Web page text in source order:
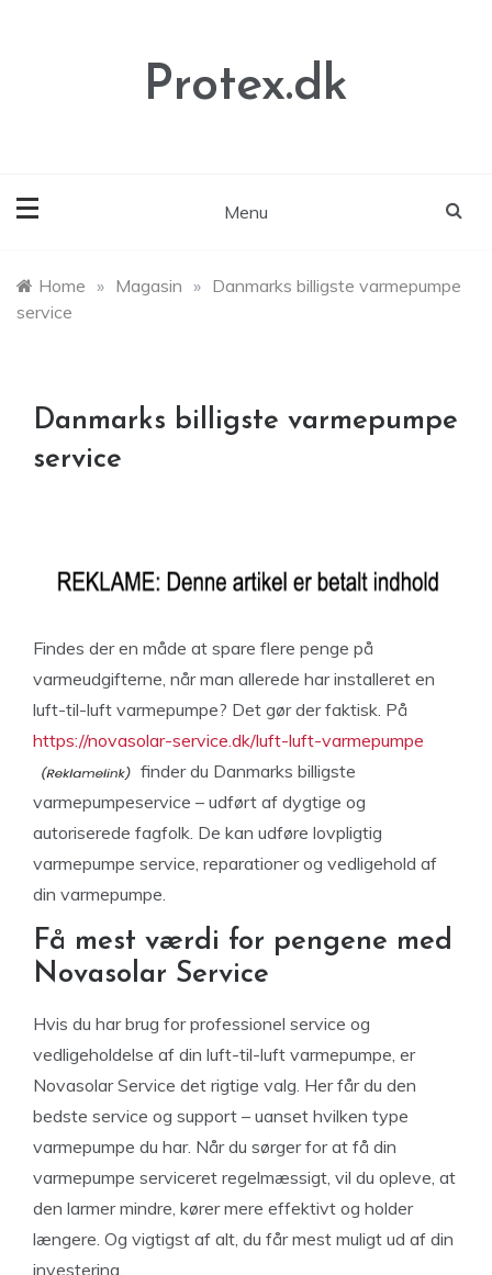
Protex.dk
Menu
Home » Magasin » Danmarks billigste varmepumpe
service
Danmarks billigste varmepumpe
service
Findes der en måde at spare flere penge på
varmeudgifterne, når man allerede har installeret en
luft-til-luft varmepumpe? Det gør der faktisk. På
https://novasolar-service.dk/luft-luft-varmepumpe
finder du Danmarks billigste
varmepumpeservice – udført af dygtige og
autoriserede fagfolk. De kan udføre lovpligtig
varmepumpe service, reparationer og vedligehold af
din varmepumpe.
Få mest værdi for pengene med
Novasolar Service
Hvis du har brug for professionel service og
vedligeholdelse af din luft-til-luft varmepumpe, er
Novasolar Service det rigtige valg. Her får du den
bedste service og support – uanset hvilken type
varmepumpe du har. Når du sørger for at få din
varmepumpe serviceret regelmæssigt, vil du opleve, at
den larmer mindre, kører mere effektivt og holder
længere. Og vigtigst af alt, du får mest muligt ud af din
investering.